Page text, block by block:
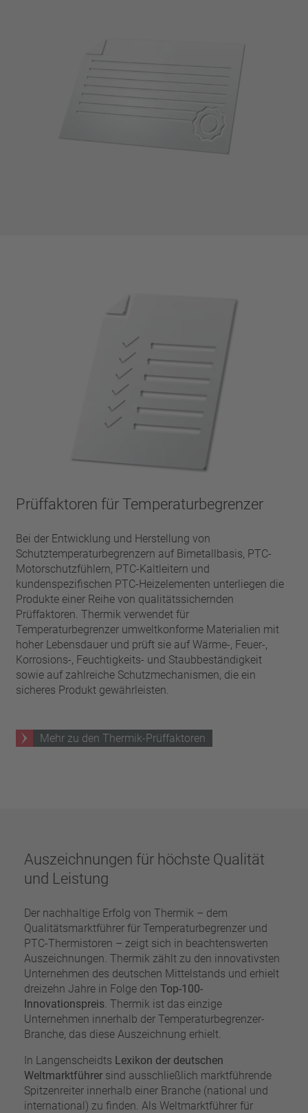
Prüffaktoren für Temperaturbegrenzer
Bei der Entwicklung und Herstellung von
Schutztemperaturbegrenzern auf Bimetallbasis, PTC-
Motorschutzfühlern, PTC-Kaltleitern und
kundenspezifischen PTC-Heizelementen unterliegen die
Produkte einer Reihe von qualitäts­sichernden
Prüffaktoren. Thermik verwendet für
Temperaturbegrenzer umweltkonforme Materialien mit
hoher Lebensdauer und prüft sie auf Wärme-, Feuer-,
Korrosions-, Feuchtigkeits- und Staubbeständigkeit
sowie auf zahlreiche Schutzmechanismen, die ein
sicheres Produkt gewährleisten.
Mehr zu den Thermik-Prüffaktoren
Auszeichnungen für höchste Qualität
und Leistung
Der nachhaltige Erfolg von Thermik – dem
Qualitätsmarktführer für Temperaturbegrenzer und
PTC-Thermistoren – zeigt sich in beachtenswerten
Auszeichnungen. Thermik zählt zu den innovativsten
Unternehmen des deutschen Mittelstands und erhielt
dreizehn Jahre in Folge den Top-100-
Innovationspreis. Thermik ist das einzige
Unternehmen innerhalb der Temperaturbegrenzer-
Branche, das diese Auszeichnung erhielt.
In Langenscheidts Lexikon der deutschen
Weltmarktführersind ausschließlich marktführende
Spitzenreiter innerhalb einer Branche (national und
international) zu finden. Als Weltmarktführer für